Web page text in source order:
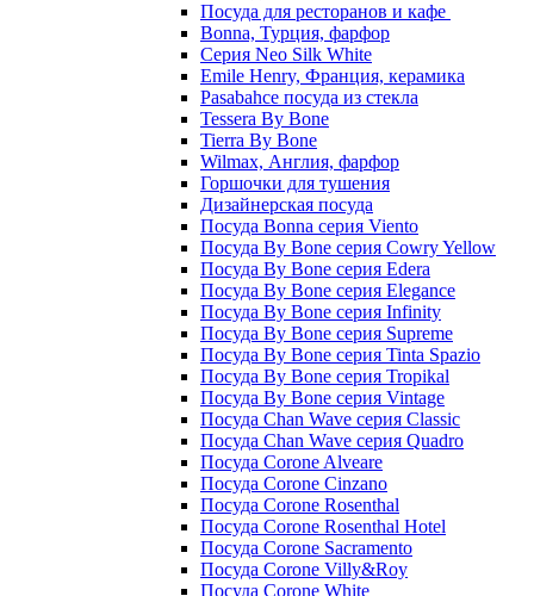
Посуда для ресторанов и кафе
Bonna, Турция, фарфор
Cерия Neo Silk White
Emile Henry, Франция, керамика
Pasabahce посуда из стекла
Tessera By Bone
Tierra By Bone
Wilmax, Англия, фарфор
Горшочки для тушения
Дизайнерская посуда
Посуда Bonna серия Viento
Посуда By Bone серия Cowry Yellow
Посуда By Bone серия Edera
Посуда By Bone серия Elegance
Посуда By Bone серия Infinity
Посуда By Bone серия Supreme
Посуда By Bone серия Tinta Spazio
Посуда By Bone серия Tropikal
Посуда By Bone серия Vintage
Посуда Chan Wave серия Classic
Посуда Chan Wave серия Quadro
Посуда Corone Alveare
Посуда Corone Cinzano
Посуда Corone Rosenthal
Посуда Corone Rosenthal Hotel
Посуда Corone Sacramento
Посуда Corone Villy&Roy
Посуда Corone White